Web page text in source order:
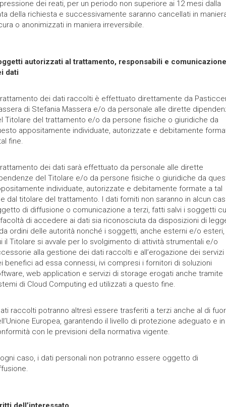
dei reati, per un periodo non superiore ai 12 mesi dalla
della richiesta e successivamente saranno cancellati in
o anonimizzati in maniera irreversibile.
autorizzati al trattamento, responsabili e comunicazione
dati
dei dati raccolti è effettuato direttamente da
di Stefania Massera e/o da personale alle dirette
Titolare del trattamento e/o da persone fisiche o giuridiche da
appositamente individuate, autorizzate e debitamente
fine.
dei dati sarà effettuato da personale alle dirette
del Titolare e/o da persone fisiche o giuridiche da
individuate, autorizzate e debitamente formate a tal
dal titolare del trattamento. I dati forniti non saranno in alcun
di diffusione o comunicazione a terzi, fatti salvi i soggetti
di accedere ai dati sia riconosciuta da disposizioni di
ordini delle autorità nonché i soggetti, anche esterni e/o esteri,
il Titolare si avvale per lo svolgimento di attività strumentali e/o
alla gestione dei dati raccolti e all’erogazione dei servizi
benefici ad essa connessi, ivi compresi i fornitori di soluzioni
web application e servizi di storage erogati anche tramite
di Cloud Computing ed utilizzati a questo fine.
raccolti potranno altresì essere trasferiti a terzi anche al di
Europea, garantendo il livello di protezione adeguato e in
con le previsioni della normativa vigente.
caso, i dati personali non potranno essere oggetto di